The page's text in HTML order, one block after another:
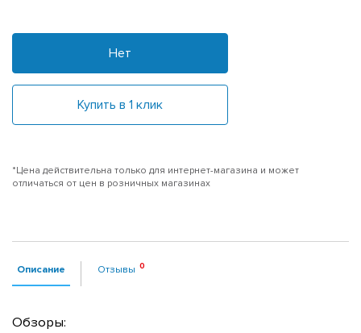
Нет
Купить в 1 клик
*Цена действительна только для интернет-магазина и может
отличаться от цен в розничных магазинах
Описание Отзывы
Обзоры: